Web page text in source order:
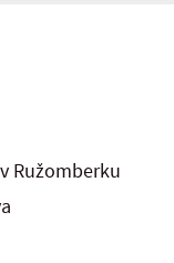
Ružomberku